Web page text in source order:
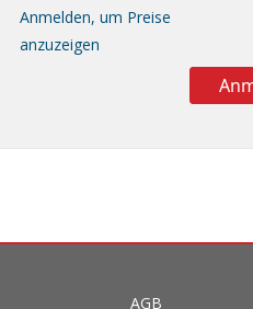
Anmelden, um Preise
anzuzeigen
AGB